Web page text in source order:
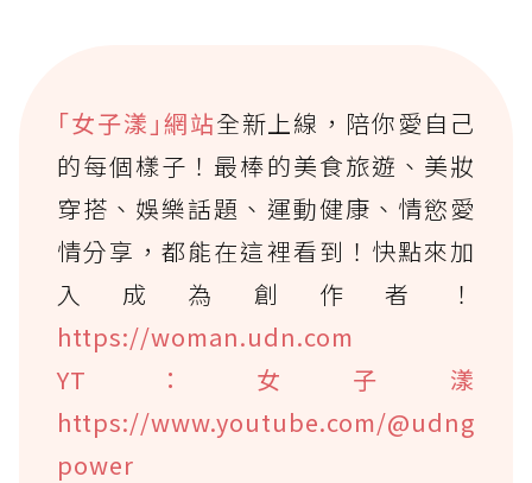
｢女子漾｣網站全新上線，陪你愛自己
的每個樣子！最棒的美食旅遊、美妝
穿搭、娛樂話題、運動健康、情慾愛
情分享，都能在這裡看到！快點來加
入成為創作者！
https://woman.udn.com
YT：女子漾
https://www.youtube.com/@udng
power